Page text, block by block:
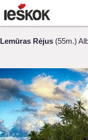
Lemūras Rėjus (55m.)